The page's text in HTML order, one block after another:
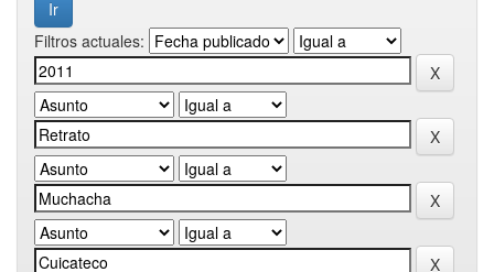
Filtros actuales: